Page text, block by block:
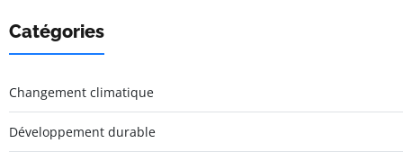
Catégories
Changement climatique
Développement durable